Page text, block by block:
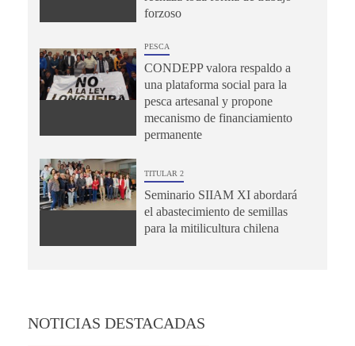
forzoso
PESCA
CONDEPP valora respaldo a
una plataforma social para la
pesca artesanal y propone
mecanismo de financiamiento
permanente
TITULAR 2
Seminario SIIAM XI abordará
el abastecimiento de semillas
para la mitilicultura chilena
NOTICIAS DESTACADAS